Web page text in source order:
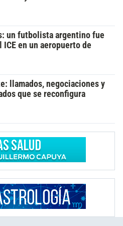
un futbolista argentino fue
en un aeropuerto de
llamados, negociaciones y
que se reconfigura